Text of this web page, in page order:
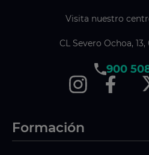
Visita nuestro
CL Severo Ochoa, 13,
900
Formación